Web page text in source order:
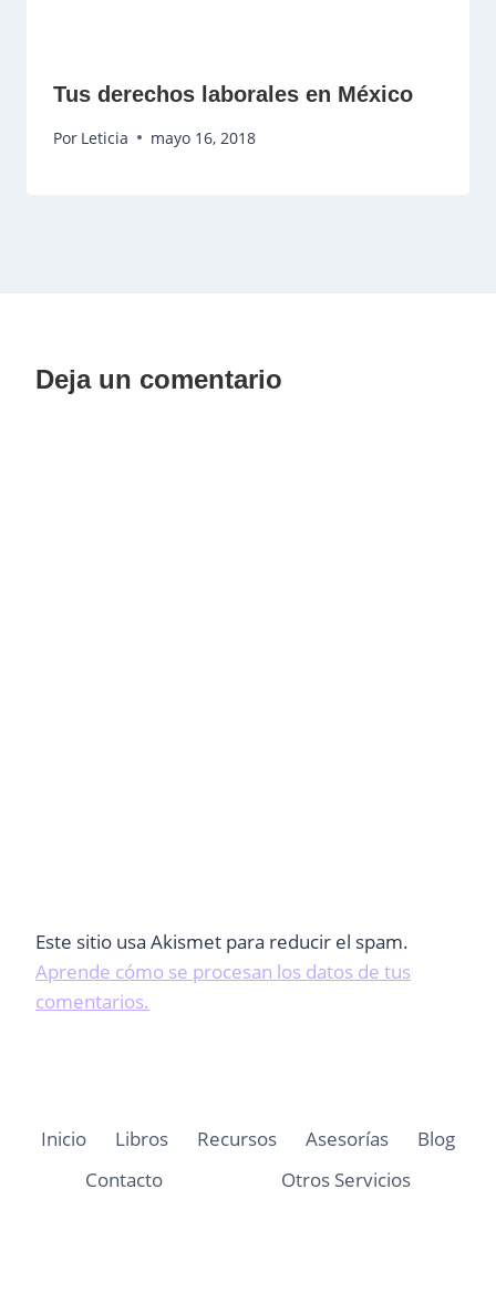
Tus derechos laborales en México
Por Leticia mayo 16, 2018
Deja un comentario
Este sitio usa Akismet para reducir el spam.
Aprende cómo se procesan los datos de tus
comentarios.
Inicio Libros Recursos Asesorías
Blog
Contacto
Otros Servicios